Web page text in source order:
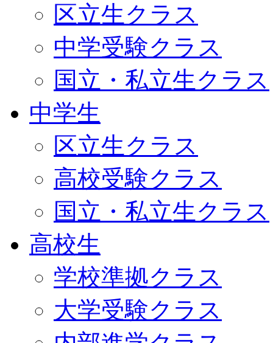
区立生クラス
中学受験クラス
国立・私立生クラス
中学生
区立生クラス
高校受験クラス
国立・私立生クラス
高校生
学校準拠クラス
大学受験クラス